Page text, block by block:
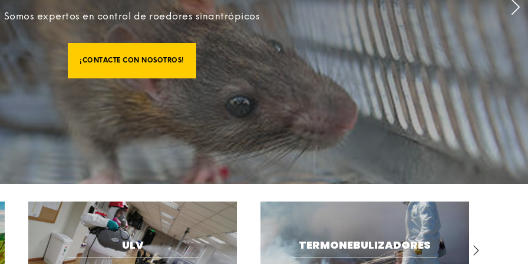
Somos expertos en control de roedores sinantrópicos
¡CONTACTE CON NOSOTROS!
Somos expertos en control de roedores sinantrópicos
¡CONTACTE CON NOSOTROS!
Somos expertos en control de roedores sinantrópicos
¡CONTACTE CON NOSOTROS!
TERMONEBULIZADORES INSECTICIDAS